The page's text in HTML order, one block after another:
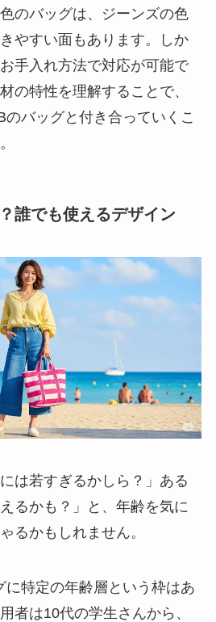
のバッグは、ジーンズの色
やすい面もあります。しか
手入れ方法で対応が可能で
の特性を理解することで、
バッグと付き合っていくこ
誰でも使えるデザイン
は若すぎるかしら？」ある
るかも？」と、年齢を気に
るかもしれません。
に特定の年齢層という枠はあ
者は10代の学生さんから、